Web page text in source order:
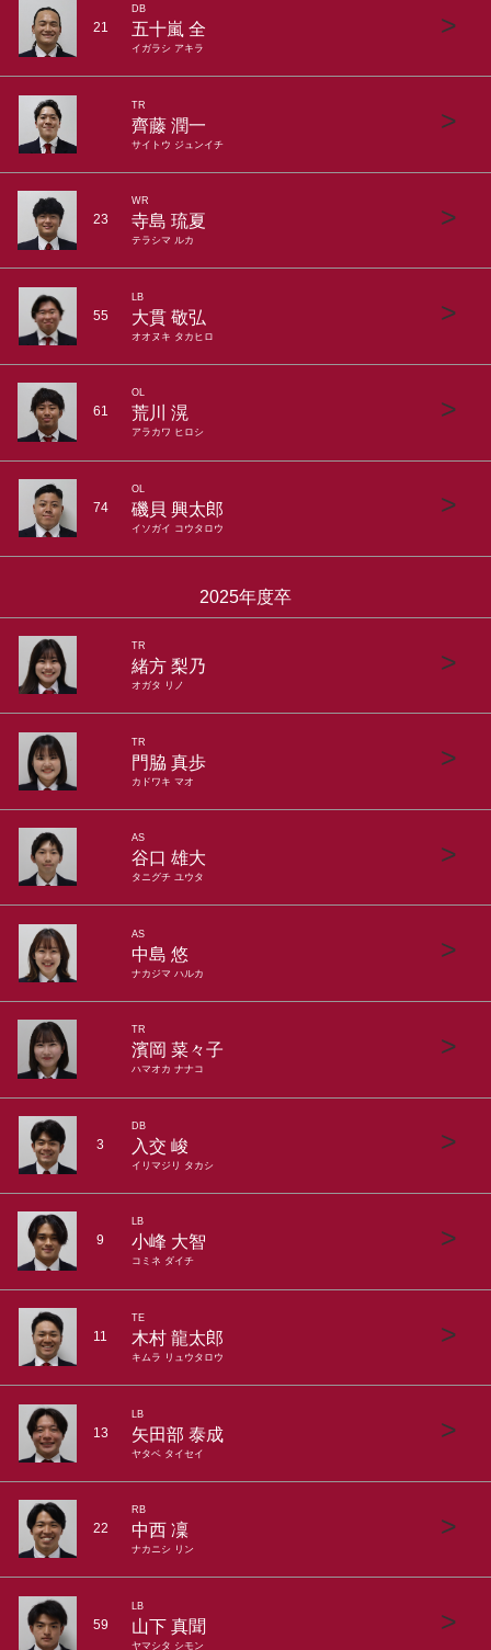
21
DB
五十嵐 全
イガラシ アキラ
>
TR
齊藤 潤一
サイトウ ジュンイチ
>
23
WR
寺島 琉夏
テラシマ ルカ
>
55
LB
大貫 敬弘
オオヌキ タカヒロ
>
61
OL
荒川 滉
アラカワ ヒロシ
>
74
OL
磯貝 興太郎
イソガイ コウタロウ
>
2025年度卒
TR
緒方 梨乃
オガタ リノ
>
TR
門脇 真歩
カドワキ マオ
>
AS
谷口 雄大
タニグチ ユウタ
>
AS
中島 悠
ナカジマ ハルカ
>
TR
濱岡 菜々子
ハマオカ ナナコ
>
3
DB
入交 峻
イリマジリ タカシ
>
9
LB
小峰 大智
コミネ ダイチ
>
11
TE
木村 龍太郎
キムラ リュウタロウ
>
13
LB
矢田部 泰成
ヤタベ タイセイ
>
22
RB
中西 凜
ナカニシ リン
>
59
LB
山下 真聞
ヤマシタ シモン
>